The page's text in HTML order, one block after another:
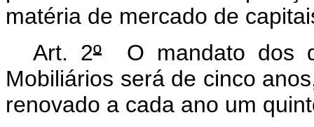
matéria de mercado de
Art. 2º O mandato dos
Mobiliários será de cinco
renovado a cada ano um